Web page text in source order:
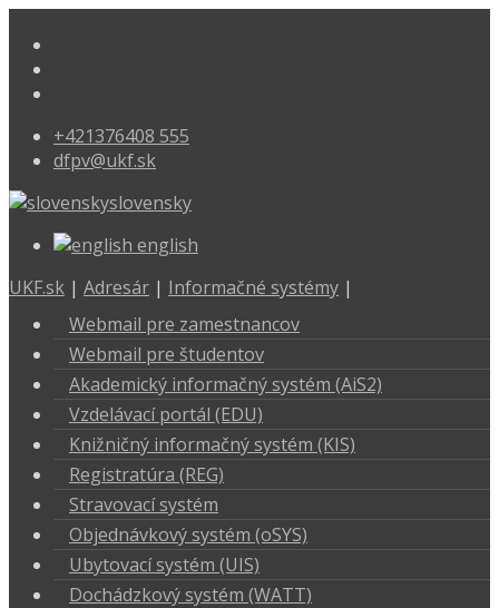
+421376408 555
dfpv@ukf.sk
slovensky
english
UKF.sk | Adresár | Informačné systémy |
Webmail pre zamestnancov
Webmail pre študentov
Akademický informačný systém (AiS2)
Vzdelávací portál (EDU)
Knižničný informačný systém (KIS)
Registratúra (REG)
Stravovací systém
Objednávkový systém (oSYS)
Ubytovací systém (UIS)
Dochádzkový systém (WATT)